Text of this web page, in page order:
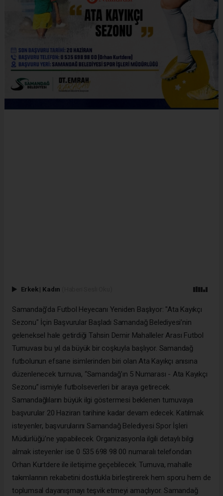
Erkek | Kadın
Samandağ’da Futbol Heyecanı Yeniden Başlıyor: "Ata Kayıkçı
Sezonu" İçin Başvurular Başladı Samandağ Belediyesi’nin
geleneksel hale getirdiği Tahsin Demir Mahalleler Arası Futbol
Turnuvası bu yıl da büyük bir coşkuyla başlıyor. Samandağ
futbolunun efsane isimlerinden biri olan Ata Kayıkçı anısına
düzenlenecek turnuva, “Samandağ’ın 5 Numarası - Ata Kayıkçı
Sezonu” ismiyle futbolseverleri bir araya getirecek.
Samandağlıların büyük ilgi göstermesi beklenen turnuvaya
başvurular 20 Haziran tarihine kadar devam edecek. Katılmak
isteyenler, başvurularını Samandağ Belediyesi Spor İşleri
Müdürlüğü’ne yapabilecek. Organizasyonla ilgili detaylı bilgi
almak isteyenler ise 0 535 698 98 00 numaralı telefondan
Orhan Kurtdere ile iletişime geçebilecek. Turnuva, mahalle
takımlarının rekabetini dostlukla birleştirerek hem sporu hem de
toplumsal dayanışmayı teşvik etmeyi amaçlıyor. Samandağ